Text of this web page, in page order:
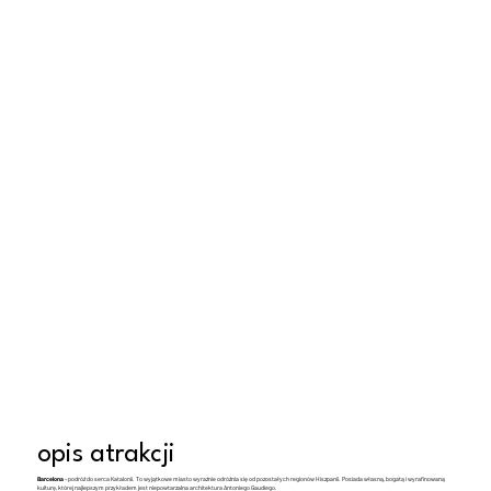
opis atrakcji
Barcelona– podróż do serca Katalonii. To wyjątkowe miasto wyraźnie odróżnia się od pozostałych regionów Hiszpanii. Posiada własną, bogatą i wyrafinowaną
kulturę, której najlepszym przykładem jest niepowtarzalna architektura Antoniego Gaudíego.